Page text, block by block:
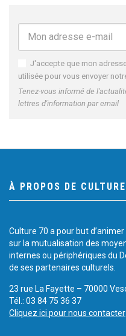
J'accepte que mon
utilisée pour vous envoyer
Tenez-vous informé de
lettres d'information par email
À PROPOS DE
Culture 70 a pour but
sur la mutualisation des
internes ou périphériques du
de ses partenaires culturels.
23 rue La Fayette – 70000
Tél.: 03 84 75 36 37
Cliquez ici pour nous contacter